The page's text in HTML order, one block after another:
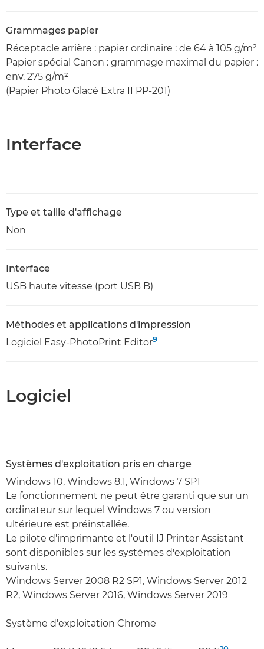
Grammages papier
Réceptacle arrière : papier ordinaire : de 64 à 105 g/m²
Papier spécial Canon : grammage maximal du papier :
env. 275 g/m²
(Papier Photo Glacé Extra II PP-201)
Interface
Type et taille d'affichage
Non
Interface
USB haute vitesse (port USB B)
Méthodes et applications d'impression
Logiciel Easy-PhotoPrint Editor9
Logiciel
Systèmes d'exploitation pris en charge
Windows 10, Windows 8.1, Windows 7 SP1
Le fonctionnement ne peut être garanti que sur un
ordinateur sur lequel Windows 7 ou version
ultérieure est préinstallée.
Le pilote d'imprimante et l'outil IJ Printer Assistant
sont disponibles sur les systèmes d'exploitation
suivants.
Windows Server 2008 R2 SP1, Windows Server 2012
R2, Windows Server 2016, Windows Server 2019
Système d'exploitation Chrome